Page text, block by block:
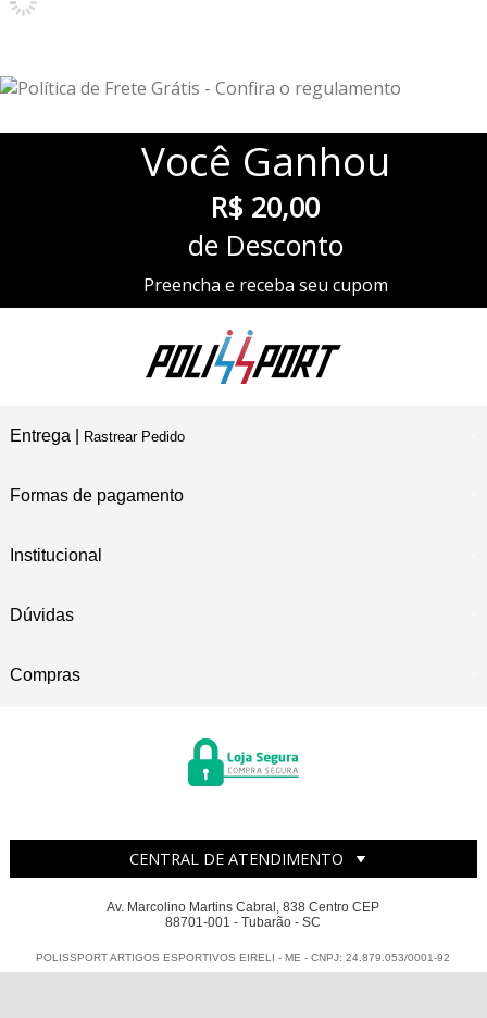
Você Ganhou
R$ 20,00
de Desconto
Preencha e receba seu cupom
Entrega | Rastrear Pedido
Formas de pagamento
Institucional
Dúvidas
Compras
CENTRAL DE ATENDIMENTO
Av. Marcolino Martins Cabral, 838 Centro CEP
88701-001 - Tubarão - SC
POLISSPORT ARTIGOS ESPORTIVOS EIRELI - ME - CNPJ: 24.879.053/0001-92